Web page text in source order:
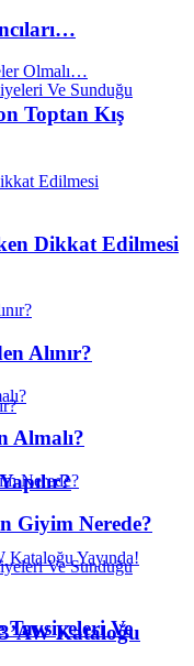
Kataloğu
Toptan Kış
Dikkat Edilmesi
Alınır?
Almalı?
Giyim Nerede?
Ve